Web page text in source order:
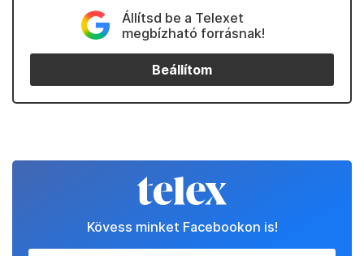
Állítsd be a Telexet
megbízható forrásnak!
Beállítom
Kövess minket Facebookon is!